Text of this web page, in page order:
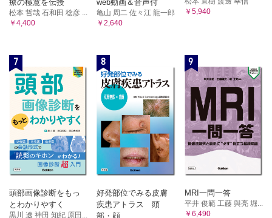
療の極意を伝授
松本 哲哉 石和田 稔彦 ...
￥4,400
web動画＆音声付
亀山 周二 佐々江 龍一郎
￥2,640
￥5,940
7
頭部画像診断をもっ
とわかりやすく
黒川 遼 神田 知紀 原田...
8
好発部位でみる皮膚
疾患アトラス 頭
部・顔
9
MRI一問一答
平井 俊範 工藤 與亮 堀...
￥6,490